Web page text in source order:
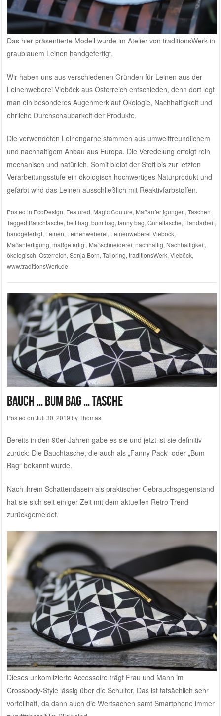
Das hier präsentierte Modell wurde im Atelier von traditionsWerk in
graublauem Leinen handgefertigt.
Wir haben uns aus verschiedenen Gründen für Leinen aus der
Leinenweberei Vieböck aus Österreich entschieden, denn dort legt
man ein besonderes Augenmerk auf Ökologie, Nachhaltigkeit und
ehrliche Durchschaubarkeit der Produkte.
Die verwendeten Leinengarne stammen aus umweltfreundlichem
und nachhaltigem Anbau aus Europa. Die Veredelung erfolgt rein
mechanisch und natürlich. Somit bleibt der Stoff bis zur letzten
Verarbeitungsstufe ein ökologisch hochwertiges Naturprodukt und
gefärbt wird das Leinen ausschließlich mit Reaktivfarbstoffen.
Posted in EcoDesign, Featured, Magic Couture, Maßanfertigungen, Taschen |
Tagged Bauchtasche, belt bag, bum bag, fanny bag, Gürteltasche, Handarbeit,
handgefertigt, Leinen, Leinenweberei, Leinenweberei Vieböck,
Maßanfertigung, maßgefertigt, Maßschneiderei, nachhaltig, Nachhaltigkeit,
ökologisch, Österreich, Sonja Born, Tailoring, traditionsWerk, Vieböck,
www.traditionsWerk.de
Bauch … bum bag … tasche
Posted on Juli 30, 2019 byThomas
Bereits in den 90er-Jahren gabe es sie und jetzt ist sie definitiv
zurück: Die Bauchtasche, die auch als „Fanny Pack“ oder „Bum
Bag“ bekannt wurde.
Nach ihrem Schattendasein als praktischer Gebrauchsgegenstand
hat sie sich seit einiger Zeit mit dem aktuellen Retro-Trend
zurückgemeldet.
Dieses unkomlizierte Accessoire trägt Frau und Mann im
Crossbody-Style lässig über die Schulter. Das ist tatsächlich sehr
vorteilhaft, da dann auch die Wertsachen samt Smartphone immer